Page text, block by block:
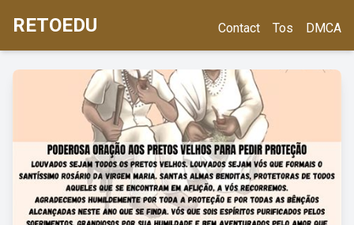
RETOEDU Contact Tos DMCA